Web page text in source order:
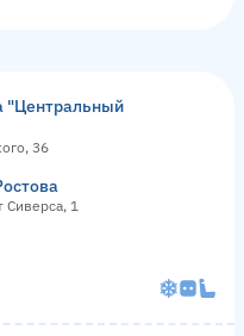
"Центральный
36
Сиверса, 1